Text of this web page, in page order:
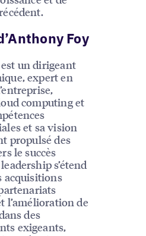
Foy
un dirigeant
expert en
computing et
et sa vision
propulsé des
le succès
s’étend
acquisitions
l’amélioration de
des
exigeants,